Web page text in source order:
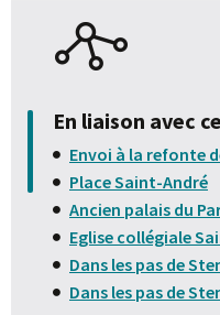
En liaison avec
Envoi à la refonte
Place Saint-André
Ancien palais du
Eglise collégiale
Dans les pas de
Dans les pas de